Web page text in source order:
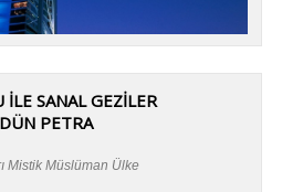
İLE SANAL GEZİLER
PETRA
Mistik Müslüman Ülke